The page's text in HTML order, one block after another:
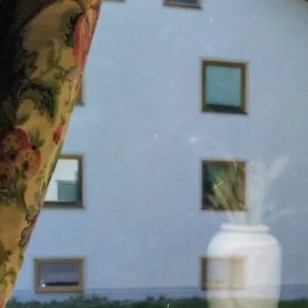
Aktivitäten im Chiemgau
Wandern & Gipfelglück
Radfahren &
Mountainbiken
Chiemsee &
Aktivitäten für die Familie
Winter
Golfen